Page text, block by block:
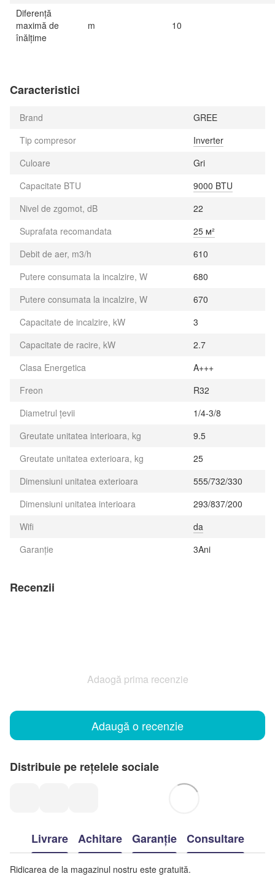
Diferență
maximă de
înălțime
m 10
Caracteristici
Brand
GREE
Tip compresor
Inverter
Culoare
Gri
Capacitate BTU
9000 BTU
Nivel de zgomot, dB
22
Suprafata recomandata
25 м²
Debit de aer, m3/h
610
Putere consumata la incalzire, W
680
Putere consumata la incalzire, W
670
Capacitate de incalzire, kW
3
Capacitate de racire, kW
2.7
Clasa Energetica
A+++
Freon
R32
Diametrul țevii
1/4-3/8
Greutate unitatea interioara, kg
9.5
Greutate unitatea exterioara, kg
25
Dimensiuni unitatea exterioara
555/732/330
Dimensiuni unitatea interioara
293/837/200
Wifi
da
Garanție
3Ani
Recenzii
Adaogă prima recenzie
Adaugă o recenzie
Distribuie pe rețelele sociale
Livrare Achitare Garanție Consultare
Ridicarea de la magazinul nostru este gratuită.